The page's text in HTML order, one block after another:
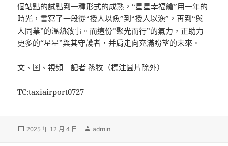
個站點的試點到一種形式的成熟，“星星幸福艙”用一年的
時光，書寫了一段從“授人以魚”到“授人以漁”，再到“與
人同業”的溫熱敘事。而這份“聚光而行”的氣力，正助力
更多的“星星”與其守護者，并肩走向充滿盼望的未來。
文、圖、視頻｜記者 孫牧（標注圖片除外）
TC:taxiairport0727
發
2025 年 12 月 4 日
作
admin